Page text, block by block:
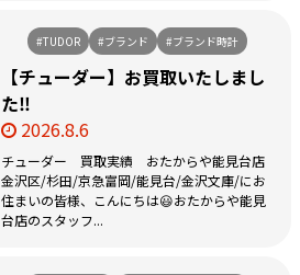
#TUDOR #ブランド #ブランド時計
【チューダー】お買取いたしまし
た‼️
2026.8.6
チューダー 買取実績 おたからや能見台店
金沢区/杉田/京急富岡/能見台/金沢文庫/にお
住まいの皆様、こんにちは😃おたからや能見
台店のスタッフ...